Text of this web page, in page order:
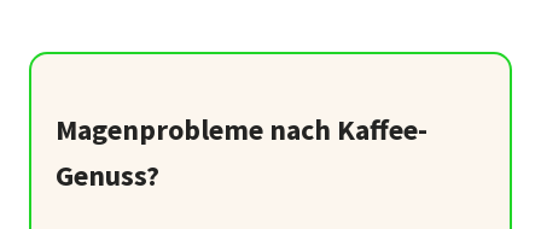
Magenprobleme nach Kaffee-
Genuss?